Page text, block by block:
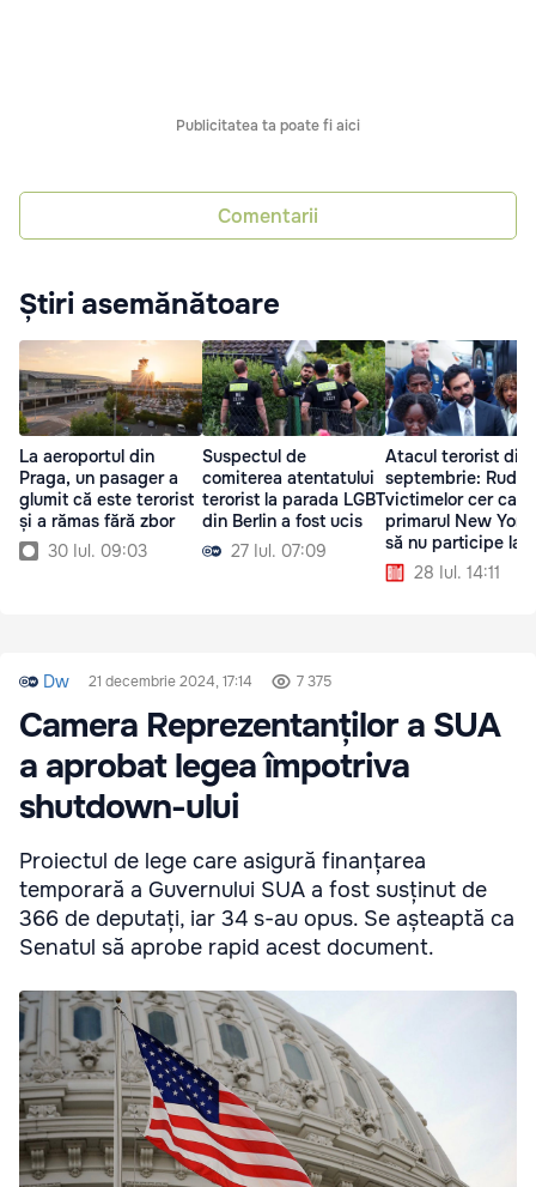
Publicitatea ta poate fi aici
Comentarii
Știri asemănătoare
La aeroportul din
Praga, un pasager a
glumit că este terorist
și a rămas fără zbor
30 Iul. 09:03
Suspectul de
comiterea atentatului
terorist la parada LGBT
din Berlin a fost ucis
27 Iul. 07:09
Atacul terorist din
septembrie:
victimelor cer ca
primarul New
să nu participe la
comemorare
28 Iul. 14:11
Dw 21 decembrie 2024, 17:14 7 375
Camera Reprezentanților a SUA
a aprobat legea împotriva
shutdown-ului
Proiectul de lege care asigură finanțarea
temporară a Guvernului SUA a fost susținut de
366 de deputați, iar 34 s-au opus. Se așteaptă ca
Senatul să aprobe rapid acest document.